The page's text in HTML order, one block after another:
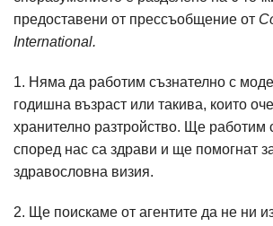
предоставени от прессъобщение от
International.
1. Няма да работим съзнателно с
годишна възраст или такива, които
хранително разтройство. Ще работим
според нас са здрави и ще помогнат
здравословна визия.
2. Ще поискаме от агентите да не ни